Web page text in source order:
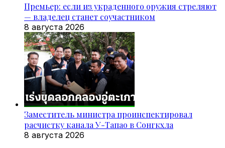
Премьер: если из украденного оружия стреляют
— владелец станет соучастником
8 августа 2026
Заместитель министра проинспектировал
расчистку канала У-Тапао в Сонгкхла
8 августа 2026